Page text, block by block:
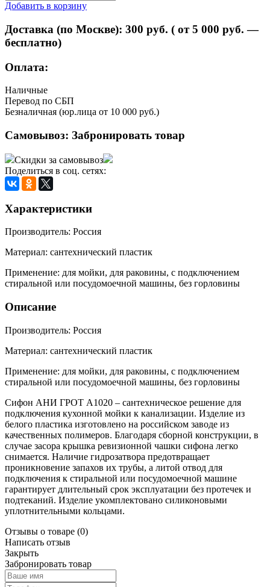
Добавить в корзину
Доставка (по Москве): 300 руб. ( от 5 000 руб. —
бесплатно)
Оплата:
Наличные
Перевод по СБП
Безналичная (юр.лица от 10 000 руб.)
Самовывоз: Забронировать товар
Скидки за самовывоз
Поделиться в соц. сетях:
Характеристики
Производитель: Россия
Материал: сантехнический пластик
Применение: для мойки, для раковины, с подключением
стиральной или посудомоечной машины, без горловины
Описание
Производитель: Россия
Материал: сантехнический пластик
Применение: для мойки, для раковины, с подключением
стиральной или посудомоечной машины, без горловины
Сифон АНИ ГРОТ А1020 – сантехническое решение для
подключения кухонной мойки к канализации. Изделие из
белого пластика изготовлено на российском заводе из
качественных полимеров. Благодаря сборной конструкции, в
случае засора крышка ревизионной чашки сифона легко
снимается. Наличие гидрозатвора предотвращает
проникновение запахов их трубы, а литой отвод для
подключения к стиральной или посудомоечной машине
гарантирует длительный срок эксплуатации без протечек и
подтеканий. Изделие укомплектовано силиконовыми
уплотнительными кольцами.
Отзывы о товаре (0)
Написать отзыв
Закрыть
Забронировать товар